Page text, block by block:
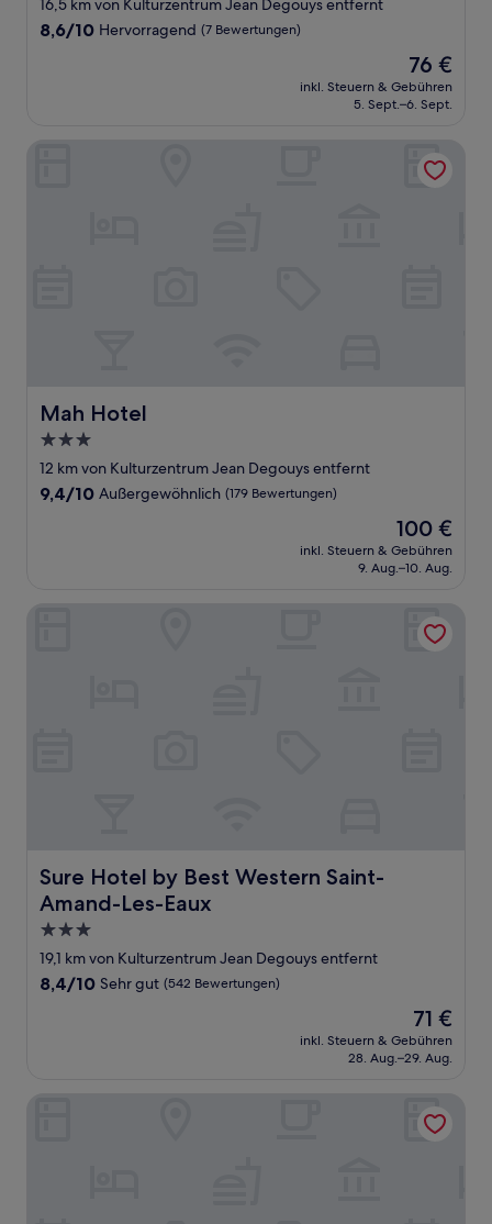
16,5 km von Kulturzentrum Jean Degouys entfernt
8.6
8,6/10 Hervorragend (7 Bewertungen)
Der
Preis
beträgt
76 €
inkl. Steuern & Gebühren
5. Sept.–6. Sept.
Mah Hotel
Mah Hotel
3.0-
Sterne-
Unterkunft
12 km von Kulturzentrum Jean Degouys entfernt
9.4
9,4/10 Außergewöhnlich (179 Bewertungen)
Der
Preis
beträgt
100 €
inkl. Steuern & Gebühren
9. Aug.–10. Aug.
Sure Hotel by Best Western Saint-
Amand-Les-Eaux
Sure Hotel by Best Western Saint-Amand-Les-Eaux
3.0-
Sterne-
Unterkunft
19,1 km von Kulturzentrum Jean Degouys entfernt
8.4
Bewertungen)
8,4/10 Sehr gut (542 Bewertungen)
Der
Preis
beträgt
71 €
inkl. Steuern & Gebühren
28. Aug.–29. Aug.
Sure Hotel by Best Western Saint-Amand-Les-Eaux